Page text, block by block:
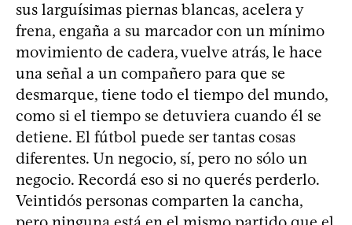
sus larguísimas piernas blancas, acelera y
frena, engaña a su marcador con un mínimo
movimiento de cadera, vuelve atrás, le hace
una señal a un compañero para que se
desmarque, tiene todo el tiempo del mundo,
como si el tiempo se detuviera cuando él se
detiene. El fútbol puede ser tantas cosas
diferentes. Un negocio, sí, pero no sólo un
negocio. Recordá eso si no querés perderlo.
Veintidós personas comparten la cancha,